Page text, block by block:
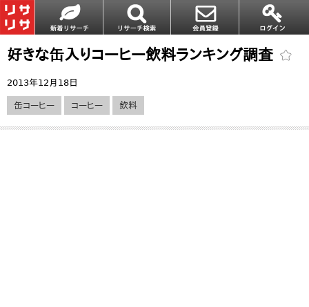
好きな缶入りコーヒー飲料ランキング調査
2013年12月18日
缶コーヒー コーヒー 飲料